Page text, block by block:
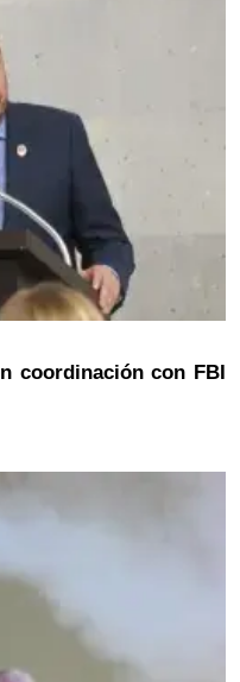
coordinación con FBI